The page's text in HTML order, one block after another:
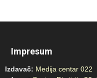
Impresum
Izdavač: Medija centar 022